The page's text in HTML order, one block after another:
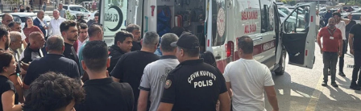
EĞİTİM
TURİZM